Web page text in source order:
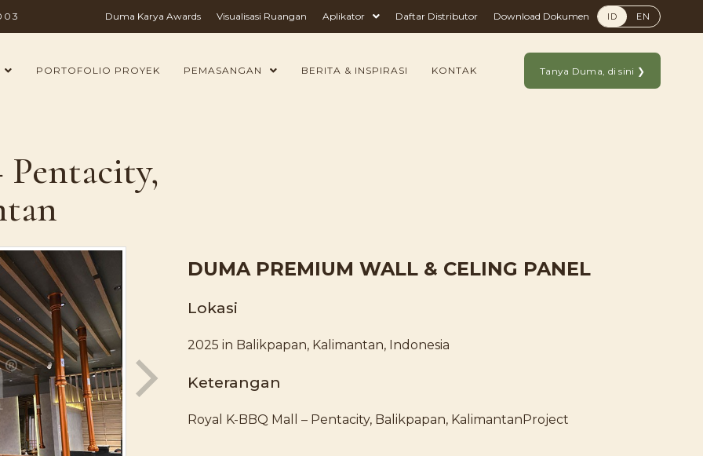
Duma Karya Awards Visualisasi Ruangan Aplikator Daftar Distributor Download Dokumen ID EN
PORTOFOLIO PROYEK PEMASANGAN BERITA & INSPIRASI KONTAK Tanya Duma, di sini ❯
DUMA PREMIUM WALL & CELING PANEL
Lokasi
2025 in Balikpapan, Kalimantan, Indonesia
Keterangan
Royal K-BBQ Mall – Pentacity, Balikpapan, KalimantanProject